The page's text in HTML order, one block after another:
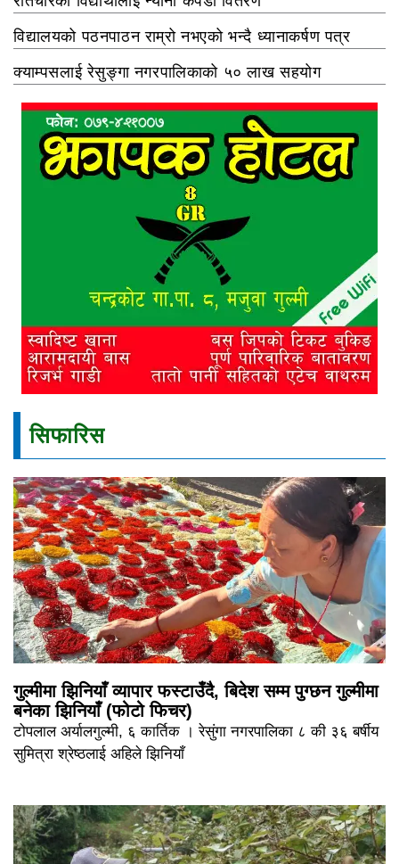
विद्यालयको पठनपाठन राम्रो नभएको भन्दै ध्यानाकर्षण पत्र
क्याम्पसलाई रेसुङ्गा नगरपालिकाको ५० लाख सहयोग
सिफारिस
गुल्मीमा झिनियाँ व्यापार फस्टाउँदै, बिदेश सम्म पुग्छन गुल्मीमा
बनेका झिनियाँ (फोटो फिचर)
टोपलाल अर्यालगुल्मी, ६ कार्तिक । रेसुंगा नगरपालिका ८ की ३६ बर्षीय
सुमित्रा श्रेष्ठलाई अहिले झिनियाँ